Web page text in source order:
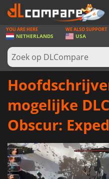
SPELLEN
GAME CARDS
SOFTWARE
NIEUWS
YOU ARE HERE
NETHERLANDS
WE ALSO SUPPORT
USA
mogelijke
Obscur: